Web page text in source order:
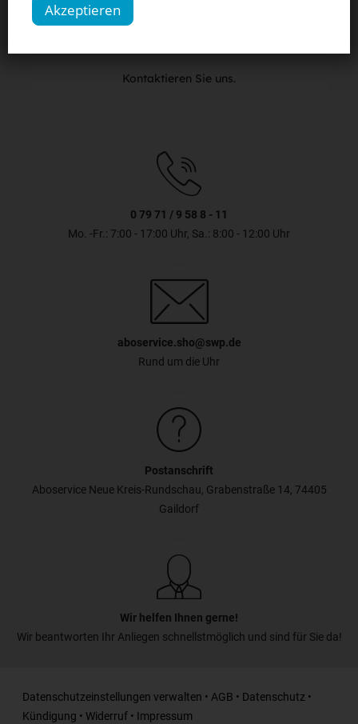
Sie haben Fragen?
Kontaktieren Sie uns.
0 79 71 / 9 58 8 - 11
Mo. -Fr.: 7:00 - 17:00 Uhr, Sa.: 8:00 - 12:00 Uhr
aboservice.sho@swp.de
Rund um die Uhr
Postanschrift
Aboservice Neue Kreis-Rundschau, Grabenstraße 14, 74405
Gaildorf
Wir helfen Ihnen gerne!
Wir beantworten Ihr Anliegen schnellstmöglich und sind für Sie da!
Datenschutzeinstellungen verwalten • AGB • Datenschutz •
Kündigung • Widerruf • Impressum
Akzeptieren